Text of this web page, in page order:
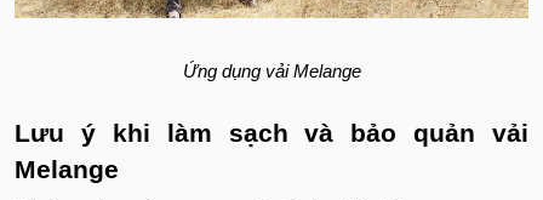
Ứng dụng vải Melange
Lưu ý khi làm sạch và bảo quản vải
Melange